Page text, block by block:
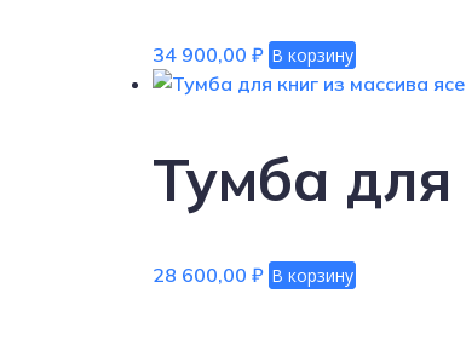
34 900,00 ₽ В корзину
Тумба для
28 600,00 ₽ В корзину